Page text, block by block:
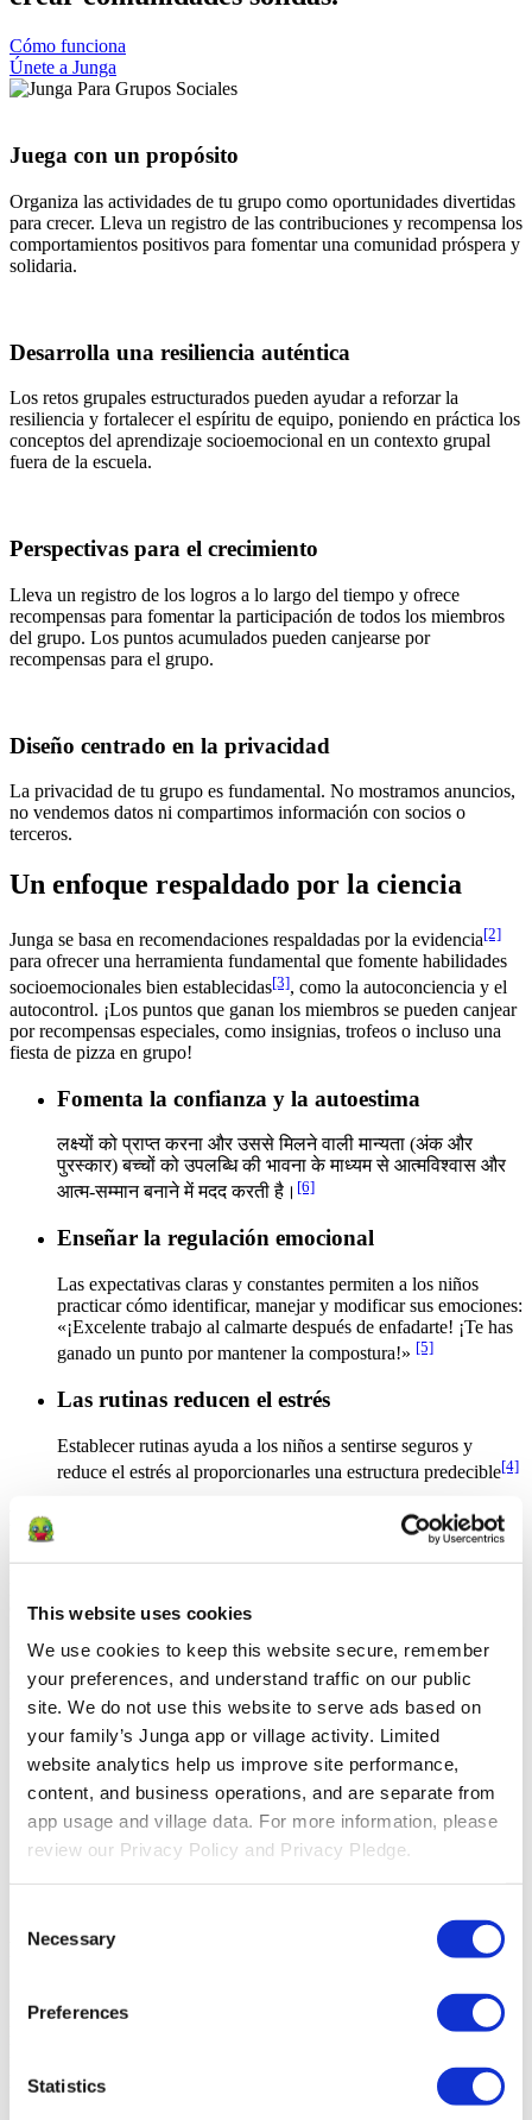
This website uses cookies
We use cookies to keep this website secure, remember
your preferences, and understand traffic on our public
site. We do not use this website to serve ads based on
your family’s Junga app or village activity. Limited
website analytics help us improve site performance,
content, and business operations, and are separate from
app usage and village data. For more information, please
review our Privacy Policy and Privacy Pledge.
Selection
Necessary
Preferences
Statistics
Cómo funciona
Únete a Junga
Juega con un propósito
Organiza las actividades de tu grupo como oportunidades divertidas
para crecer. Lleva un registro de las contribuciones y recompensa los
comportamientos positivos para fomentar una comunidad próspera y
solidaria.
Desarrolla una resiliencia auténtica
Los retos grupales estructurados pueden ayudar a reforzar la
resiliencia y fortalecer el espíritu de equipo, poniendo en práctica los
conceptos del aprendizaje socioemocional en un contexto grupal
fuera de la escuela.
Perspectivas para el crecimiento
Lleva un registro de los logros a lo largo del tiempo y ofrece
recompensas para fomentar la participación de todos los miembros
del grupo. Los puntos acumulados pueden canjearse por
recompensas para el grupo.
Diseño centrado en la privacidad
La privacidad de tu grupo es fundamental. No mostramos anuncios,
no vendemos datos ni compartimos información con socios o
terceros.
Un enfoque respaldado por la ciencia
Junga se basa en recomendaciones respaldadas por la evidencia[2]
para ofrecer una herramienta fundamental que fomente habilidades
socioemocionales bien establecidas[3], como la autoconciencia y el
autocontrol. ¡Los puntos que ganan los miembros se pueden canjear
por recompensas especiales, como insignias, trofeos o incluso una
fiesta de pizza en grupo!
Fomenta la confianza y la autoestima
लक्ष्यों को प्राप्त करना और उससे मिलने वाली मान्यता (अंक और
पुरस्कार) बच्चों को उपलब्धि की भावना के माध्यम से आत्मविश्वास और
आत्म-सम्मान बनाने में मदद करती है। [6]
Enseñar la regulación emocional
Las expectativas claras y constantes permiten a los niños
practicar cómo identificar, manejar y modificar sus emociones:
«¡Excelente trabajo al calmarte después de enfadarte! ¡Te has
ganado un punto por mantener la compostura!» [5]
Las rutinas reducen el estrés
Establecer rutinas ayuda a los niños a sentirse seguros y
reduce el estrés al proporcionarles una estructura predecible[4]
Fomentar las interacciones sociales positivas
Los Keeper buscan grupos sociales en los que sus hijos puedan
desarrollar confianza al interactuar con sus compañeros, lo que, en
pertenencia dentro de una comunidad solidaria. Junga te ayuda a
crear un entorno que respalde estos objetivos, proporcionando
herramientas para fomentar y recompensar las interacciones sociales
positivas y la participación en grupo.
Participación comunitaria
Trabajo en equipo
Juego cooperativo
Interacciones positivas entre compañeros
Actividades de trabajo en equipo
Retos grupales
Objetivos y recompensas compartidos
Fomentar el desarrollo socioemocional
Diseña tu pueblo para fomentar áreas clave que promuevan la
participación comunitaria y el desarrollo socioemocional. Establece
retos que fomenten aspectos importantes de la comunidad, como la
las habilidades de comunicación y la alfabetización en un entorno